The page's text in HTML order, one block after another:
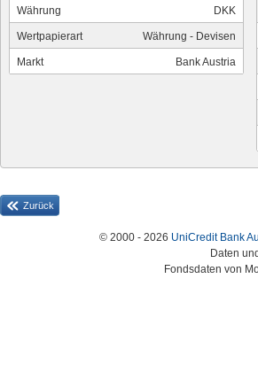
Währung DKK
Wertpapierart Währung - Devisen
Markt Bank Austria
Zurück
© 2000 - 2026 UniCredit Bank
Daten
Fondsdaten von